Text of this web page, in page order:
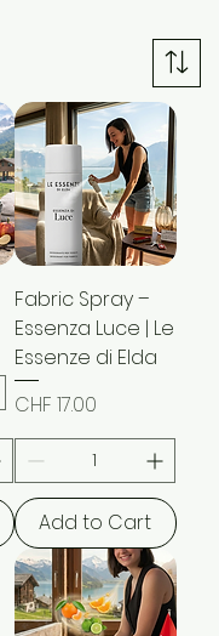
Fabric Spray –
Essenza Luce | Le
Essenze di Elda
Price
CHF 17.00
Add to Cart